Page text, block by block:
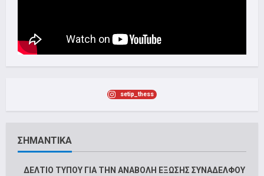
setip_thess
ΣΗΜΑΝΤΙΚΑ
ΔΕΛΤΙΟ ΤΥΠΟΥ ΓΙΑ ΤΗΝ ΑΝΑΒΟΛΗ ΕΞΩΣΗΣ ΣΥΝΑΔΕΛΦΟΥ